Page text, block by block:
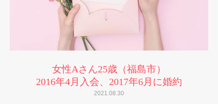
女性Aさん25歳（福島市）
2016年4月入会、2017年6月に婚約
2021.08.30